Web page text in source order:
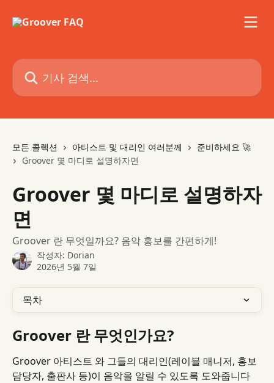
기사 검색...
모든 콜렉션 아티스트 및 대리인 여러분께
준비하세요 🚀
Groover 몇 마디로 설명하자면
Groover 몇 마디로 설명하자
면
Groover 란 무엇일까요? 음악 홍보를 간편하게!
작성자: Dorian
2026년 5월 7일
목차
Groover 란 무엇인가요?
Groover 아티스트 와 그들의 대리인(레이블 매니저, 홍보
담당자, 출판사 등)이 음악을 알릴 수 있도록 도와줍니다